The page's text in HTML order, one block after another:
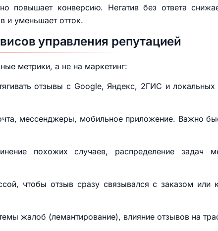
повышает конверсию. Негатив без ответа
и уменьшает отток.
управления репутацией
метрики, а не на маркетинг:
отзывы с Google, Яндекс, 2ГИС и локальных
мессенджеры, мобильное приложение. Важно
похожих случаев, распределение задач
чтобы отзыв сразу связывался с заказом или
жалоб (лемантирование), влияние отзывов на